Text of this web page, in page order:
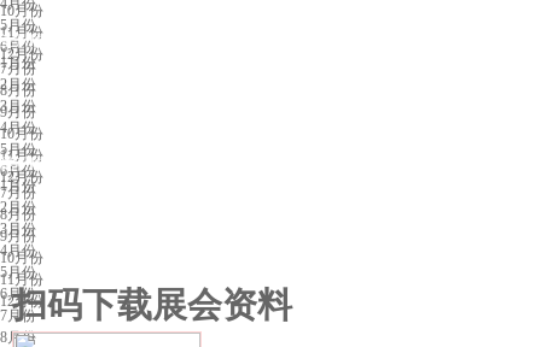
10月份
11月份
12月份
4月份
5月份
6月份
7月份
8月份
9月份
10月份
11月份
12月份
兰州展会排期
1月份
2月份
3月份
4月份
5月份
6月份
7月份
8月份
9月份
10月份
11月份
12月份
昆明展会排期
1月份
2月份
3月份
4月份
5月份
6月份
7月份
8月份
扫码下载展会资料